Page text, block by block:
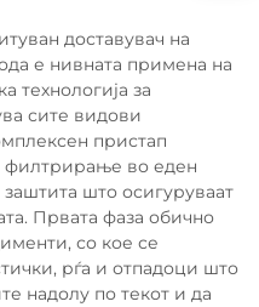
доставувач на
е нивната примена на
технологија за
сите видови
пристап
филтрирање во еден
што осигуруваат
Првата фаза обично
со кое се
рѓа и отпадоци што
надолу по текот и да